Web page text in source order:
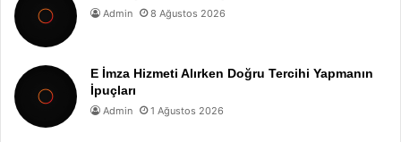
Admin 8 Ağustos 2026
E İmza Hizmeti Alırken Doğru Tercihi Yapmanın
İpuçları
Admin 1 Ağustos 2026